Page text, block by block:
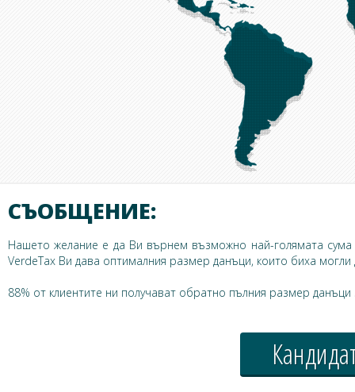
СЪОБЩЕНИЕ:
Нашето желание е да Ви върнем възможно най-голямата сума
VerdeTax Ви дава оптималния размер данъци, които биха могли
88% от клиентите ни получават обратно пълния размер